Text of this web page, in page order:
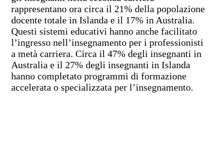
rappresentano ora circa il 21% della popolazione
docente totale in Islanda e il 17% in Australia.
Questi sistemi educativi hanno anche facilitato
l’ingresso nell’insegnamento per i professionisti
a metà carriera. Circa il 47% degli insegnanti in
Australia e il 27% degli insegnanti in Islanda
hanno completato programmi di formazione
accelerata o specializzata per l’insegnamento.